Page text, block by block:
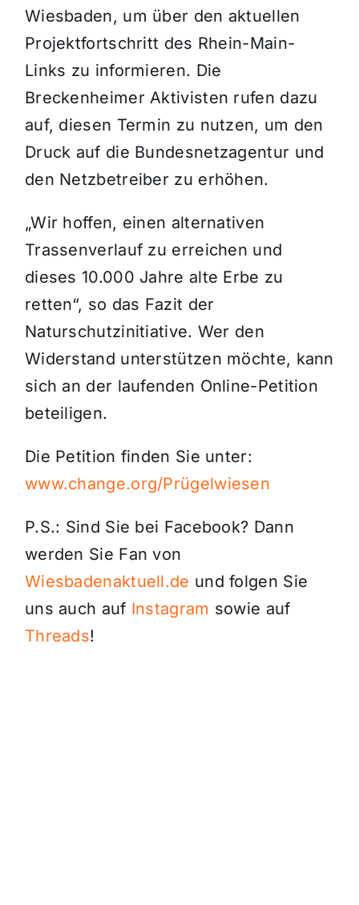
Wiesbaden, um über den aktuellen
Projektfortschritt des Rhein-Main-
Links zu informieren. Die
Breckenheimer Aktivisten rufen dazu
auf, diesen Termin zu nutzen, um den
Druck auf die Bundesnetzagentur und
den Netzbetreiber zu erhöhen.
„Wir hoffen, einen alternativen
Trassenverlauf zu erreichen und
dieses 10.000 Jahre alte Erbe zu
retten“, so das Fazit der
Naturschutzinitiative. Wer den
Widerstand unterstützen möchte, kann
sich an der laufenden Online-Petition
beteiligen.
Die Petition finden Sie unter:
www.change.org/Prügelwiesen
P.S.: Sind Sie bei Facebook? Dann
werden Sie Fan von
Wiesbadenaktuell.de und folgen Sie
uns auch auf Instagram sowie auf
Threads!